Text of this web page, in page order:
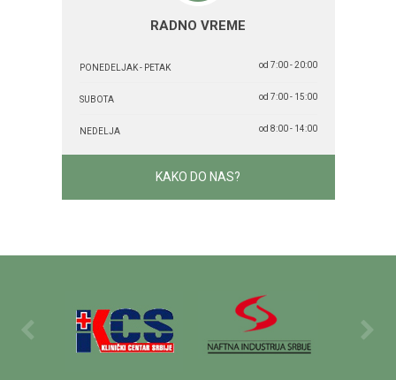
RADNO VREME
PONEDELJAK - PETAK od 7:00 - 20:00
SUBOTA od 7:00 - 15:00
NEDELJA od 8:00 - 14:00
KAKO DO NAS?